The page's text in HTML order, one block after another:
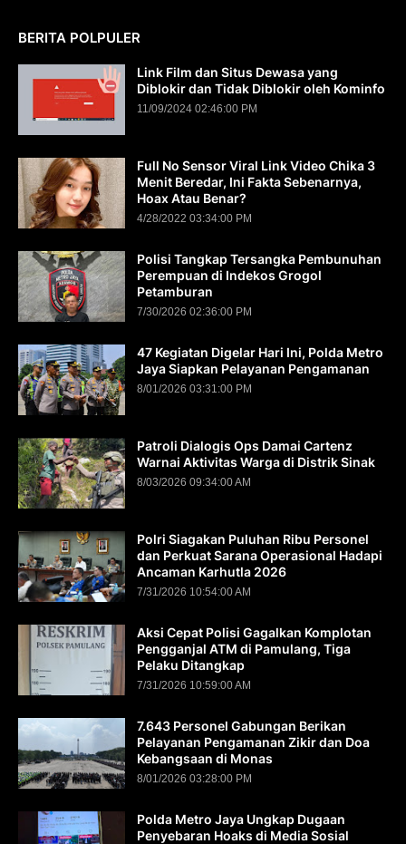
BERITA POLPULER
Link Film dan Situs Dewasa yang
Diblokir dan Tidak Diblokir oleh Kominfo
11/09/2024 02:46:00 PM
Full No Sensor Viral Link Video Chika 3
Menit Beredar, Ini Fakta Sebenarnya,
Hoax Atau Benar?
4/28/2022 03:34:00 PM
Polisi Tangkap Tersangka Pembunuhan
Perempuan di Indekos Grogol
Petamburan
7/30/2026 02:36:00 PM
47 Kegiatan Digelar Hari Ini, Polda Metro
Jaya Siapkan Pelayanan Pengamanan
8/01/2026 03:31:00 PM
Patroli Dialogis Ops Damai Cartenz
Warnai Aktivitas Warga di Distrik Sinak
8/03/2026 09:34:00 AM
Polri Siagakan Puluhan Ribu Personel
dan Perkuat Sarana Operasional Hadapi
Ancaman Karhutla 2026
7/31/2026 10:54:00 AM
Aksi Cepat Polisi Gagalkan Komplotan
Pengganjal ATM di Pamulang, Tiga
Pelaku Ditangkap
7/31/2026 10:59:00 AM
7.643 Personel Gabungan Berikan
Pelayanan Pengamanan Zikir dan Doa
Kebangsaan di Monas
8/01/2026 03:28:00 PM
Polda Metro Jaya Ungkap Dugaan
Penyebaran Hoaks di Media Sosial